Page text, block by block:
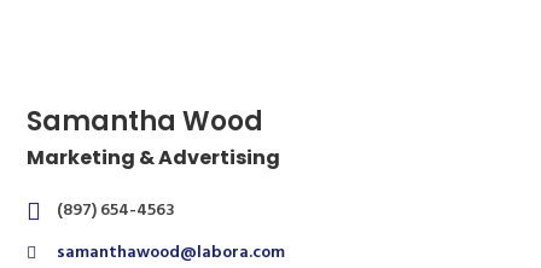
Samantha Wood
Marketing & Advertising
(897) 654-4563
samanthawood@labora.com